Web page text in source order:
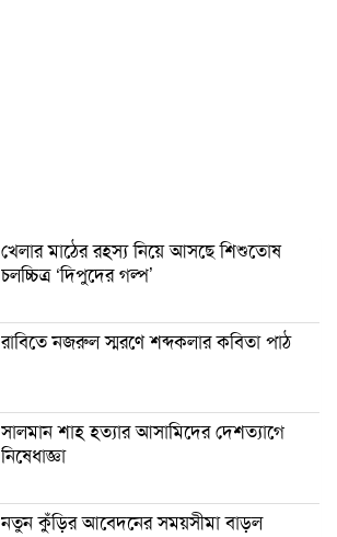
খেলার মাঠের রহস্য নিয়ে আসছে শিশুতোষ
চলচ্চিত্র ‘দিপুদের গল্প’
রাবিতে নজরুল স্মরণে শব্দকলার কবিতা পাঠ
সালমান শাহ হত্যার আসামিদের দেশত্যাগে
নিষেধাজ্ঞা
নতুন কুঁড়ির আবেদনের সময়সীমা বাড়ল